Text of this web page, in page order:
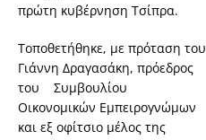
πρώτη κυβέρνηση Τσίπρα.
Τοποθετήθηκε, με πρόταση του
Γιάννη Δραγασάκη, πρόεδρος
του Συμβουλίου
Οικονομικών Εμπειρογνώμων
και εξ οφίτσιο μέλος της